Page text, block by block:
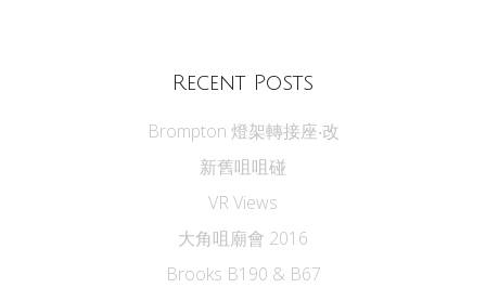
Recent Posts
Brompton 燈架轉接座‧改
新舊咀咀碰
VR Views
大角咀廟會 2016
Brooks B190 & B67